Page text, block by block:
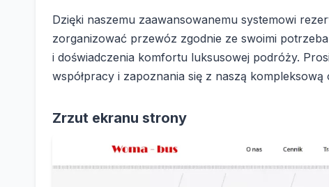
Dzięki naszemu zaawansowanemu systemowi
zorganizować przewóz zgodnie ze swoimi
i doświadczenia komfortu luksusowej podróży.
współpracy i zapoznania się z naszą
Zrzut ekranu strony